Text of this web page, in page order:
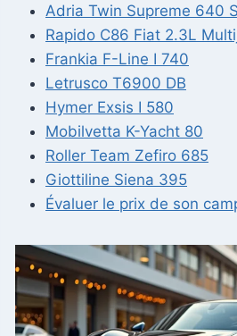
Adria Twin Supreme 640
Rapido C86 Fiat 2.3L
Frankia F-Line I 740
Letrusco T6900 DB
Hymer Exsis I 580
Mobilvetta K-Yacht 80
Roller Team Zefiro 685
Giottiline Siena 395
Évaluer le prix de son